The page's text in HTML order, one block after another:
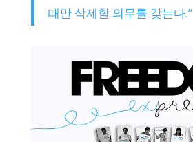
때만 삭제할 의무를 갖는다.”